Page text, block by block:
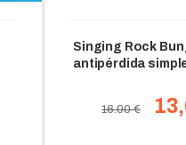
Singing Rock
antipérdida
16.00 €